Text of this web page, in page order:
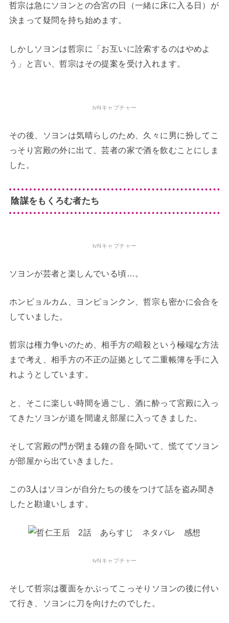
哲宗は急にソヨンとの合宮の日（一緒に床に入る日）が
決まって疑問を持ち始めます。
しかしソヨンは哲宗に「お互いに詮索するのはやめよ
う」と言い、哲宗はその提案を受け入れます。
tvNキャプチャー
その後、ソヨンは気晴らしのため、久々に男に扮してこ
っそり宮殿の外に出て、芸者の家で酒を飲むことにしま
した。
陰謀をもくろむ者たち
tvNキャプチャー
ソヨンが芸者と楽しんでいる頃…。
ホンビョルカム、ヨンピョンクン、哲宗も密かに会合を
していました。
哲宗は権力争いのため、相手方の暗殺という極端な方法
まで考え、相手方の不正の証拠として二重帳簿を手に入
れようとしています。
と、そこに楽しい時間を過ごし、酒に酔って宮殿に入っ
てきたソヨンが道を間違え部屋に入ってきました。
そして宮殿の門が閉まる鐘の音を聞いて、慌ててソヨン
が部屋から出ていきました。
この3人はソヨンが自分たちの後をつけて話を盗み聞き
したと勘違いします。
tvNキャプチャー
そして哲宗は覆面をかぶってこっそりソヨンの後に付い
て行き、ソヨンに刀を向けたのでした。